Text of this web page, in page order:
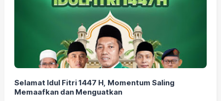
Selamat Idul Fitri 1447 H, Momentum Saling
Memaafkan dan Menguatkan